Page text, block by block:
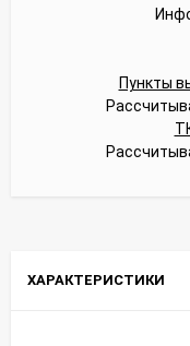
Пункты
ХАРАКТЕРИСТИКИ